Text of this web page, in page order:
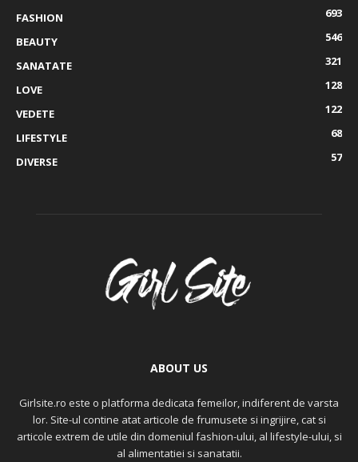
FASHION
693
BEAUTY
546
SANATATE
321
LOVE
128
VEDETE
122
LIFESTYLE
68
DIVERSE
57
ABOUT US
Girlsite.ro este o platforma dedicata femeilor, indiferent de varsta
lor. Site-ul contine atat articole de frumusete si ingrijire, cat si
articole extrem de utile din domeniul fashion-ului, al lifestyle-ului, si
al alimentatiei si sanatatii.